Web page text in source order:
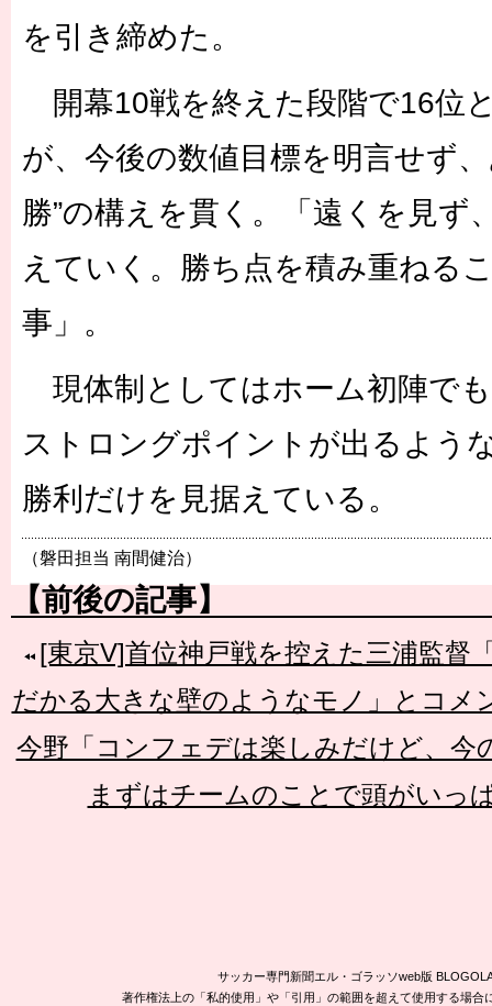
を引き締めた。
開幕10戦を終えた段階で16位
が、今後の数値目標を明言せず
勝”の構えを貫く。「遠くを見ず
えていく。勝ち点を積み重ねる
事」。
現体制としてはホーム初陣で
ストロングポイントが出るよう
勝利だけを見据えている。
（磐田担当 南間健治）
【前後の記事】
[東京V]首位神戸戦を控えた三浦監督
だかる大きな壁のようなモノ」とコメ
今野「コンフェデは楽しみだけど、今
まずはチームのことで頭がいっ
サッカー専門新聞エル・ゴラッソweb版
著作権法上の「私的使用」や「引用」の範囲を超えて使用する場